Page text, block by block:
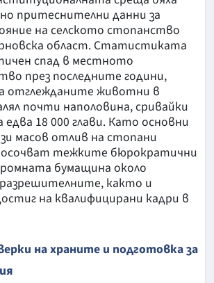
притеснителни данни за
на селското стопанство
област. Статистиката
спад в местното
през последните години,
отглежданите животни в
почти наполовина, сривайки
едва 18 000 глави. Като основни
масов отлив на стопани
тежките бюрократични
бумащина около
както и
на квалифицирани кадри в
на храните и подготовка за